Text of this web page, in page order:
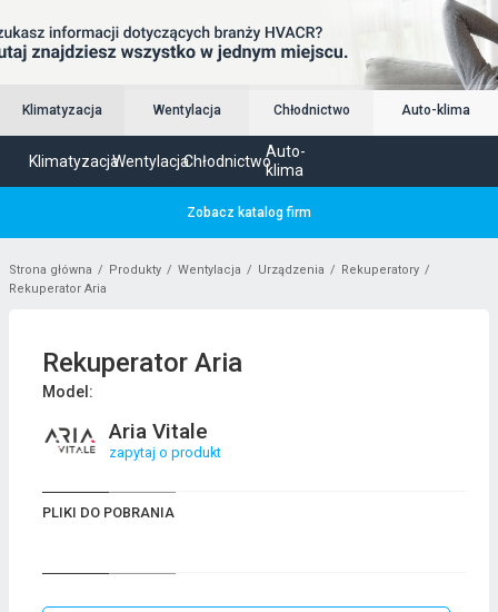
Klimatyzacja Wentylacja Chłodnictwo Auto-klima
KlimatyzacjaWentylacjaChłodnictwo
Auto-
klima
Zobacz katalog firm
Strona główna Produkty Wentylacja Urządzenia
Rekuperatory
Rekuperator Aria
Rekuperator Aria
Model:
Aria Vitale
zapytaj o produkt
PLIKI DO POBRANIA